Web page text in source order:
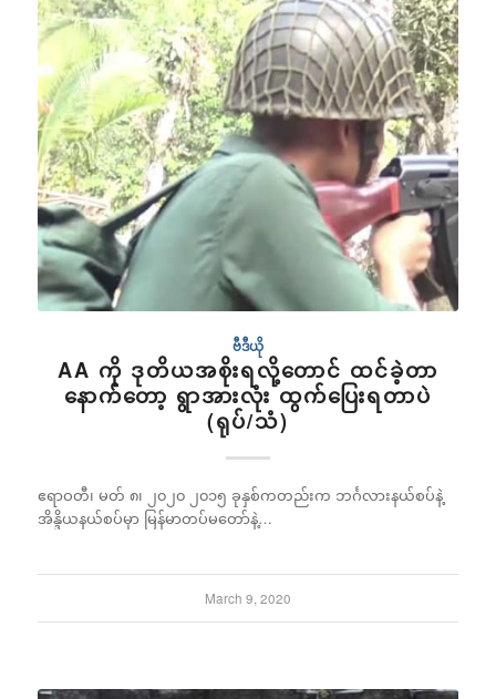
ဗီဒီယို
AA ကို ဒုတိယအစိုးရလို့တောင် ထင်ခဲ့တာ
နောက်တော့ ရွာအားလုံး ထွက်ပြေးရတာပဲ
(ရုပ်/သံ)
ဧရာဝတီ၊ မတ် ၈၊ ၂၀၂၀ ၂၀၁၅ ခုနှစ်ကတည်းက ဘင်္ဂလားနယ်စပ်နဲ့
အိန္ဒိယနယ်စပ်မှာ မြန်မာတပ်မတော်နဲ့…
March 9, 2020